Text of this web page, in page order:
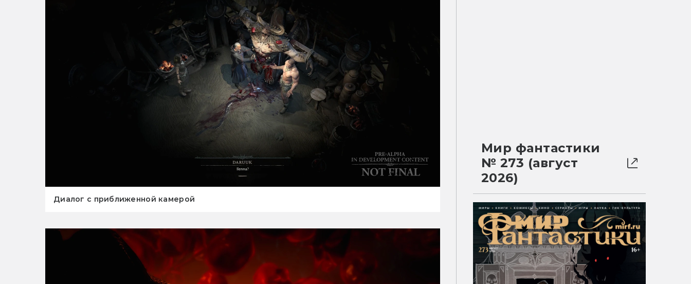
Диалог с приближенной камерой
Мир фантастики
№ 273 (август
2026)